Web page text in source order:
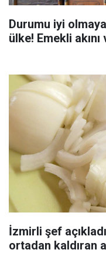
Durumu iyi
ülke! Emekli akını
İzmirli şef
ortadan kaldıran